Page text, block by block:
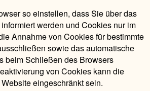
so einstellen, dass Sie über das
werden und Cookies nur im
Annahme von Cookies für bestimmte
sowie das automatische
beim Schließen des Browsers
von Cookies kann die
eingeschränkt sein.